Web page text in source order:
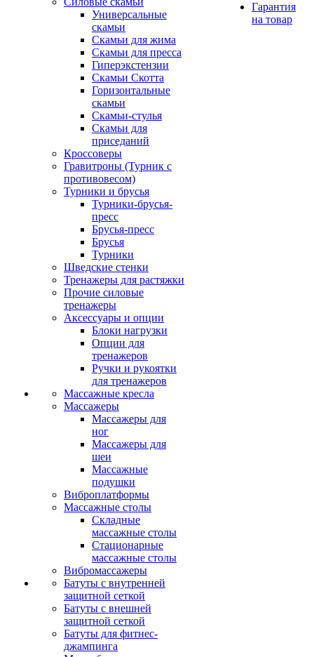
Универсальные
скамьи
Скамьи для жима
Скамьи для пресса
Гиперэкстензии
Скамьи Скотта
Горизонтальные
скамьи
Скамьи-стулья
Скамьи для
приседаний
Кроссоверы
Гравитроны (Турник с
противовесом)
Турники и брусья
Турники-брусья-
пресс
Брусья-пресс
Брусья
Турники
Шведские стенки
Тренажеры для растяжки
Прочие силовые
тренажеры
Аксессуары и опции
Блоки нагрузки
Опции для
тренажеров
Ручки и рукоятки
для тренажеров
Массажные кресла
Массажеры
Массажеры для
ног
Массажеры для
шеи
Массажные
подушки
Виброплатформы
Массажные столы
Складные
массажные столы
Стационарные
массажные столы
Вибромассажеры
Батуты с внутренней
защитной сеткой
Батуты с внешней
защитной сеткой
Батуты для фитнес-
джампинга
Гарантия
на товар